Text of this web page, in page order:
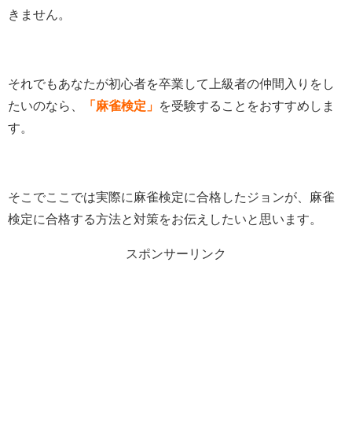
きません。
それでもあなたが初心者を卒業して上級者の仲間入りをし
たいのなら、
「麻雀検定」 を受験することをおすすめしま
す。
そこでここでは実際に麻雀検定に合格したジョンが、麻雀
検定に合格する方法と対策をお伝えしたいと思います。
スポンサーリンク